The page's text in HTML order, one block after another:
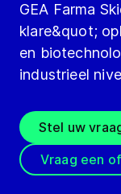
GEA Farma
klare&quot;
en
industrieel
Stel uw
Vraag een